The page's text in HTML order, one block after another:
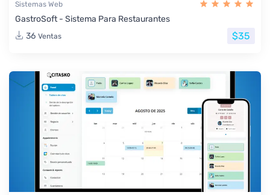
Sistemas Web
GastroSoft - Sistema Para Restaurantes
36 Ventas $35